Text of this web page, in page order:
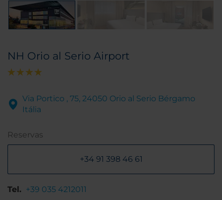
NH Orio al Serio Airport
Via Portico , 75, 24050 Orio al Serio Bérgamo
Itália
Reservas
+34 91 398 46 61
Tel. +39 035 4212011